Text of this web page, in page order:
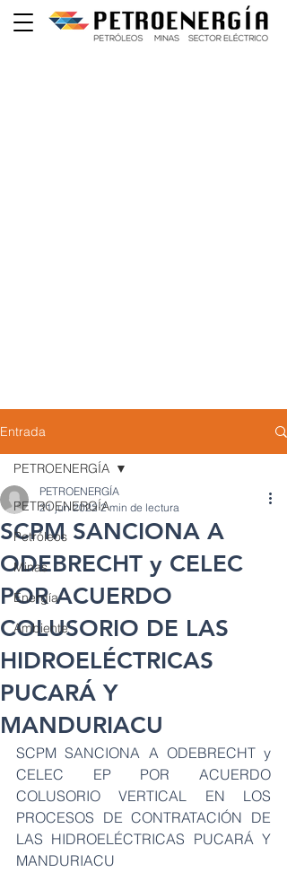
Entrada
PETROENERGÍA
Petróleos
Minas
Energía
Ambiente
PETROENERGÍA
SCPM SANCIONA A
ODEBRECHT y CELEC
POR ACUERDO
COLUSORIO DE LAS
HIDROELÉCTRICAS
PUCARÁ Y
MANDURIACU
PETROENERGÍA
21 jun 2022 2 min de lectura
SCPM SANCIONA A ODEBRECHT y
CELEC EP POR ACUERDO
COLUSORIO VERTICAL EN LOS
PROCESOS DE CONTRATACIÓN DE
LAS HIDROELÉCTRICAS PUCARÁ Y
MANDURIACU